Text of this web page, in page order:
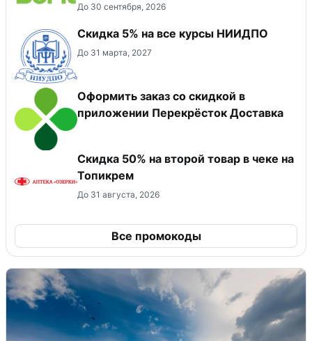
До 30 сентября, 2026
Скидка 5% на все курсы НИИДПО
До 31 марта, 2027
Оформить заказ со скидкой в
приложении Перекрёсток Доставка
Скидка 50% на второй товар в чеке на
Топикрем
До 31 августа, 2026
Все промокоды